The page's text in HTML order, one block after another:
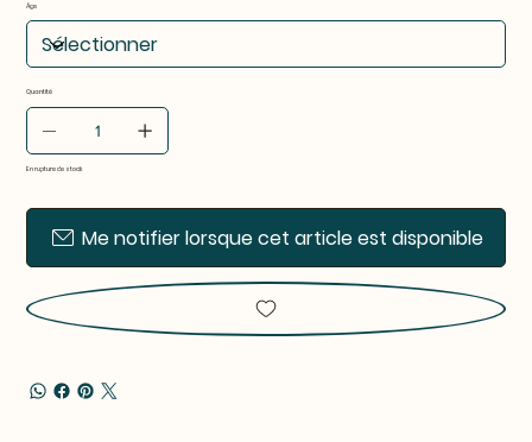
Âge
Quantité
En rupture de stock
Me notifier lorsque cet article est disponible